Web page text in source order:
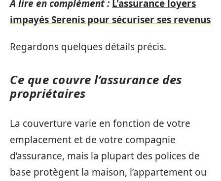
A lire en complément : L'assurance loyers
impayés Serenis pour sécuriser ses revenus
Regardons quelques détails précis.
Ce que couvre l’assurance des
propriétaires
La couverture varie en fonction de votre
emplacement et de votre compagnie
d’assurance, mais la plupart des polices de
base protègent la maison, l’appartement ou